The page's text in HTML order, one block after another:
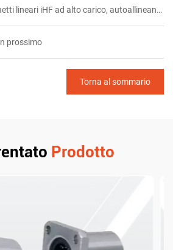
iHF ad alto carico, autoallineanti, silenziosi, boccola singola
prossimo
Torna al sommario
Prodotto